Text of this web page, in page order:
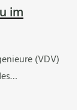
im
(VDV)